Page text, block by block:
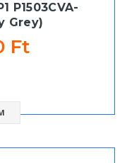
P1503CVA-
Grey)
Ft